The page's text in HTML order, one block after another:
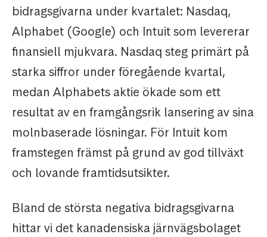
bidragsgivarna under kvartalet: Nasdaq,
Alphabet (Google) och Intuit som levererar
finansiell mjukvara. Nasdaq steg primärt på
starka siffror under föregående kvartal,
medan Alphabets aktie ökade som ett
resultat av en framgångsrik lansering av sina
molnbaserade lösningar. För Intuit kom
framstegen främst på grund av god tillväxt
och lovande framtidsutsikter.
Bland de största negativa bidragsgivarna
hittar vi det kanadensiska järnvägsbolaget